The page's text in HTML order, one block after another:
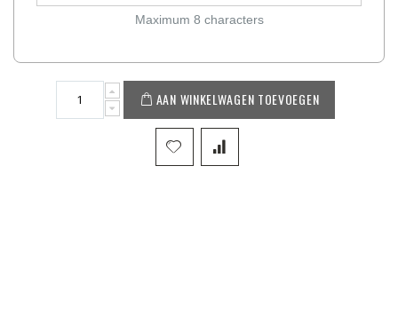
Maximum 8 characters
AAN WINKELWAGEN TOEVOEGEN